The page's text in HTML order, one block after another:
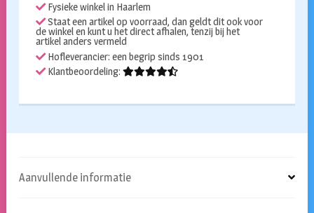
Fysieke winkel in Haarlem
Staat een artikel op voorraad, dan geldt dit ook voor
de winkel en kunt u het direct afhalen, tenzij bij het
artikel anders vermeld
Hofleverancier: een begrip sinds 1901
Klantbeoordeling:
Aanvullende informatie